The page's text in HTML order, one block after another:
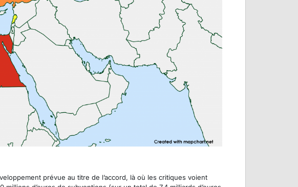
prévue au titre de l’accord, là où les critiques voient